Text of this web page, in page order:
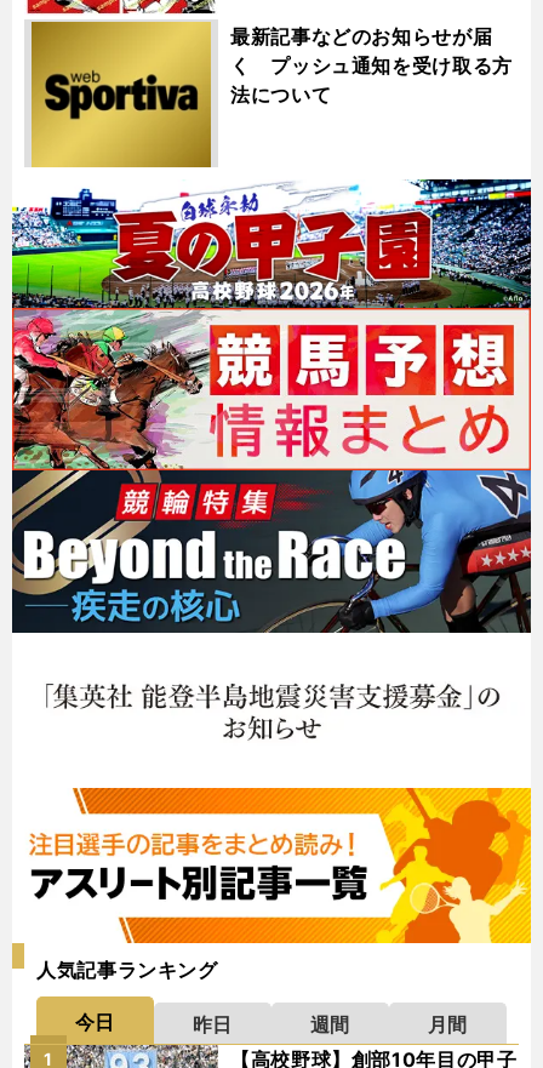
最新記事などのお知らせが届
く プッシュ通知を受け取る方
法について
人気記事ランキング
今日 昨日 週間
月間
【高校野球】創部10年目の甲子
1